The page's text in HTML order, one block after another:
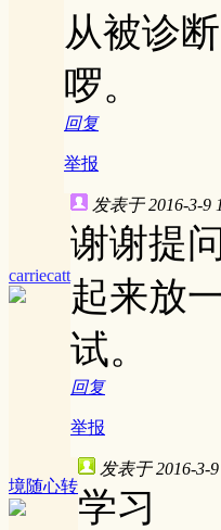
从被诊
啰。
回复
举报
carriecatt
发表于 2016-3-9
谢谢提
起来放
试。
回复
举报
境随心转
发表于 2016-3-9
学习